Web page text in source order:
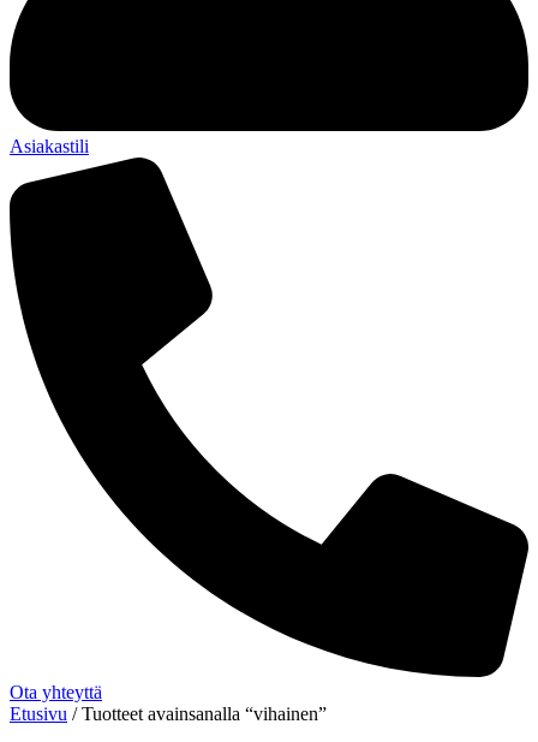
Asiakastili
Ota yhteyttä
Etusivu / Tuotteet avainsanalla “vihainen”